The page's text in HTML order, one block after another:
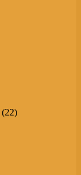
2222